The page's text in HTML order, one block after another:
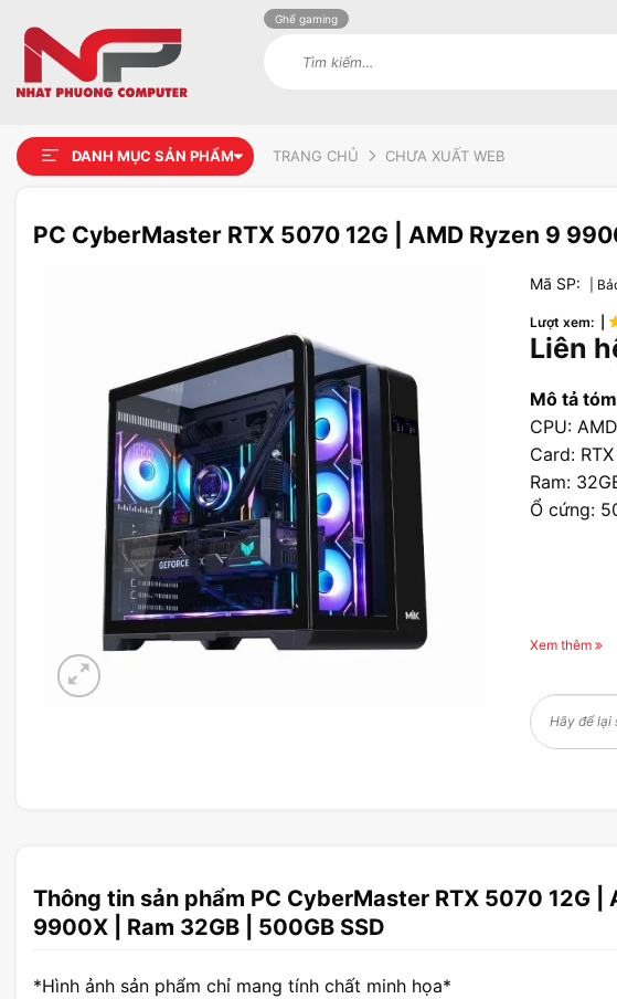
Ghế gaming
DANH MỤC SẢN PHẨM TRANG CHỦ CHƯA XUẤT WEB
PC CyberMaster RTX 5070 12G | AMD Ryzen 9
Add to
wishlist
Mã SP: |
Lượt xem: |
Liên
Mô tả
CPU:
Card:
Ram:
Ổ cứng:
Xem thêm
Thông tin sản phẩm PC CyberMaster RTX 5070 12G |
9900X | Ram 32GB | 500GB SSD
*Hình ảnh sản phẩm chỉ mang tính chất minh họa*